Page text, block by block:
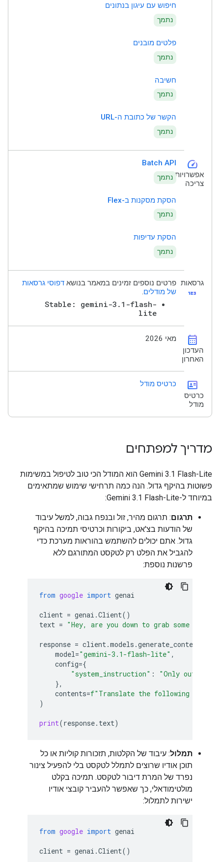
חיפוש עם עיגון בנתונים
נתמך
פלטים מובנים
נתמך
חשיבה
נתמך
הקשר של כתובת ה-URL
נתמך
speed
אפשרויות
צריכה
Batch API
נתמך
הסקת מסקנות ב-Flex
נתמך
הסקת עדיפות
נתמך
גרסאות
123
פרטים נוספים זמינים במאמר בנושא דפוסי גרסאות
של מודלים.
Stable: gemini-3.1-flash-
lite
calendar_month
העדכון
האחרון
מאי 2026
id_card
כרטיס
מודל
כרטיס מודל
מדריך למפתחים
‫Gemini 3.1 Flash-Lite הוא המודל הכי טוב לטיפול במשימות
פשוטות בהיקף גדול. הנה כמה תרחישי שימוש שמתאימים
במיוחד ל-Gemini 3.1 Flash-Lite:
תרגום: תרגום מהיר, זול ובנפח גבוה, למשל עיבוד
של הודעות בצ'אט, ביקורות וכרטיסי תמיכה בהיקף
גדול. אתם יכולים להשתמש בהוראות מערכת כדי
להגביל את הפלט רק לטקסט המתורגם ללא
פרשנות נוספת:
from google import genai
client = genai .Client()
text = "Hey, are you down to grab some
response = client.models .generate_content
model="gemini-3.1-flash-lite" ,
config={
"system_instruction" :
"Only output
},
contents=f"Translate the following text
)
print(response. text)
תמלול: עיבוד של הקלטות, תזכורות קוליות או כל
תוכן אודיו שרוצים לתמלל לטקסט בלי להפעיל צינור
נפרד של המרת דיבור לטקסט. תמיכה בקלט
מולטימודאלי, כך שאפשר להעביר קובצי אודיו
ישירות לתמלול:
from google import genai
client = genai .Client()